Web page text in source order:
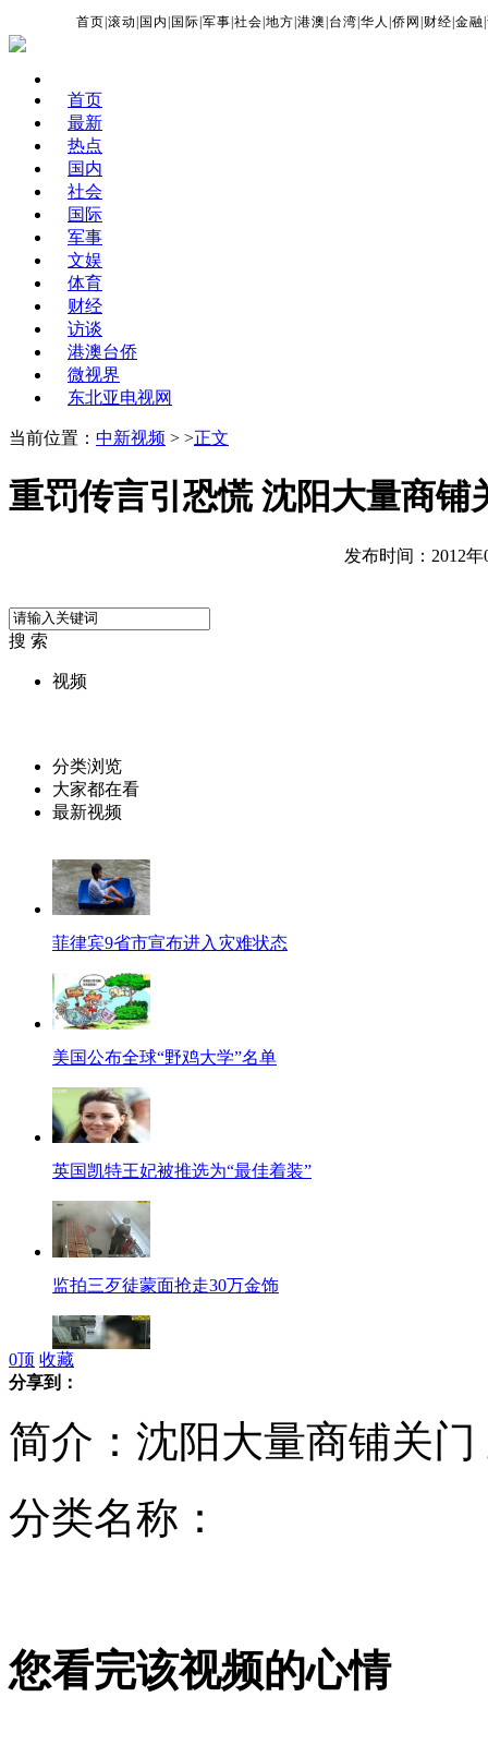
首页 |滚动 国内 国际 |军事 |社会 |地方 |港澳 台湾 |华人 |侨网 财经 |金融 |
首页
最新
热点
国内
社会
国际
军事
文娱
体育
财经
访谈
港澳台侨
微视界
东北亚电视网
当前位置： 中新视频 > >正文
重罚传言引恐慌 沈阳大量商铺
发布时间：2012年
搜 索
视频
分类浏览
大家都在看
最新视频
菲律宾9省市宣布进入灾难状态
美国公布全球“野鸡大学”名单
英国凯特王妃被推选为“最佳着装”
监拍三歹徒蒙面抢走30万金饰
韩寒王菲姚晨等明星鼓励刘翔
0顶 收藏
分享到：
简介：沈阳大量商铺关
分类名称：
您看完该视频的心情